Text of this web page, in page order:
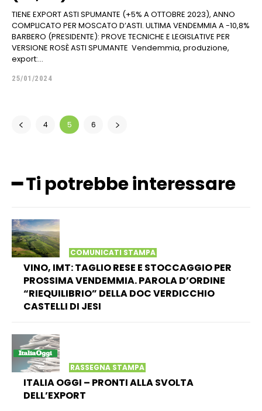
TIENE EXPORT ASTI SPUMANTE (+5% A OTTOBRE 2023), ANNO
COMPLICATO PER MOSCATO D’ASTI. ULTIMA VENDEMMIA A -10,8%
BARBERO (PRESIDENTE): PROVE TECNICHE E LEGISLATIVE PER
VERSIONE ROSÈ ASTI SPUMANTE Vendemmia, produzione,
export:...
25/01/2024
4 5 6
━ Ti potrebbe interessare
COMUNICATI STAMPA
VINO, IMT: TAGLIO RESE E STOCCAGGIO PER
PROSSIMA VENDEMMIA. PAROLA D’ORDINE
“RIEQUILIBRIO” DELLA DOC VERDICCHIO
CASTELLI DI JESI
RASSEGNA STAMPA
ITALIA OGGI – PRONTI ALLA SVOLTA
DELL’EXPORT